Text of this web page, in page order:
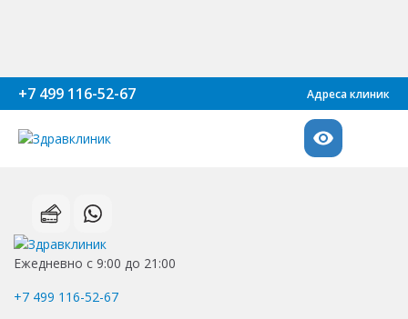
+7 499 116-52-67 Адреса клиник
Ежедневно с 9:00 до 21:00
+7 499 116-52-67